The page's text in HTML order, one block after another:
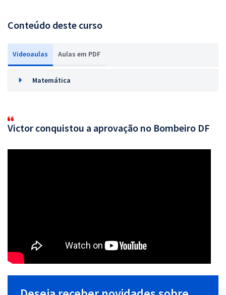
Conteúdo deste curso
Videoaulas Aulas em PDF
Matemática
Victor conquistou a aprovação no Bombeiro DF